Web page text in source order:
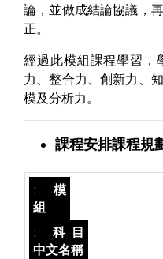
論，並做成結論協議，
正。
經過此模組課程學習，
力、整合力、創新力、
模及分析力。
課程安排課程規
模
組
科目
中文名稱